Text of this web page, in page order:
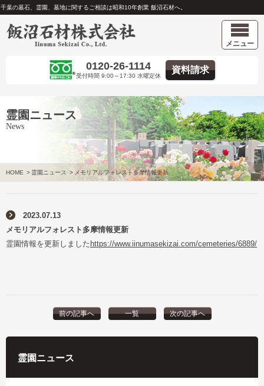
千葉の墓石、霊園、墓地に関するご相談は昭和10年創業 飯沼石材へ。
メニュー
0120-26-1114
受付時間 9:00～17:30 水曜定休
資料請求
霊園ニュース
News
HOME > 霊園ニュース > メモリアルフォレスト多摩情報更新
2023.07.13
メモリアルフォレスト多摩情報更新
霊園情報を更新しましたhttps://www.iinumasekizai.com/cemeteries/6889/
前の記事へ 一覧 次の記事へ
霊園ニュース